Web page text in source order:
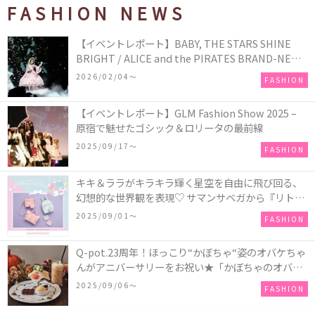
FASHION NEWS
【イベントレポート】BABY, THE STARS SHINE
BRIGHT / ALICE and the PIRATES BRAND-NEW
COLLECTION in TOKYO
2026/02/04〜 FASHION
【イベントレポート】GLM Fashion Show 2025 –
原宿で魅せたゴシック＆ロリータの最前線
2025/09/17〜 FASHION
キキ＆ララがキラキラ輝く星空を自由に飛び回る、
幻想的な世界観を表現♡ サマンサベガから『リトル
ツインスターズ』50周年アニバーサリーイヤー』を
2025/09/01〜 FASHION
Q-pot.23周年！ほっこり“かぼちゃ“姿のオバケちゃ
んがアニバーサリーをお祝い★「かぼちゃのオバケ
ーキアクセサリー」が新発売！Q-pot CAFE.では
「かぼちゃのオバケーキプレート」も登場
2025/09/06〜 FASHION